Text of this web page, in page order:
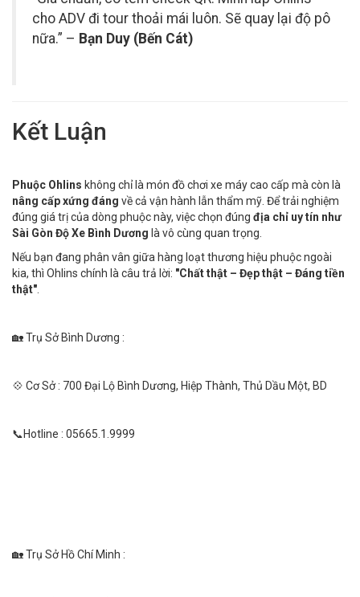
cho ADV đi tour thoải mái luôn. Sẽ quay lại độ pô
nữa.” – Bạn Duy (Bến Cát)
Kết Luận
Phuộc Ohlins không chỉ là món đồ chơi xe máy cao cấp mà còn là
nâng cấp xứng đáng về cả vận hành lẫn thẩm mỹ. Để trải nghiệm
đúng giá trị của dòng phuộc này, việc chọn đúng địa chỉ uy tín như
Sài Gòn Độ Xe Bình Dương là vô cùng quan trọng.
Nếu bạn đang phân vân giữa hàng loạt thương hiệu phuộc ngoài
kia, thì Ohlins chính là câu trả lời: "Chất thật – Đẹp thật – Đáng tiền
thật"
🏡 Trụ Sở Bình Dương :
💠 Cơ Sở : 700 Đại Lộ Bình Dương, Hiệp Thành, Thủ Dầu Một, BD
📞Hotline : 05665.1.9999
🏡 Trụ Sở Hồ Chí Minh :